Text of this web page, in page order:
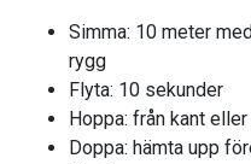
Simma: 10 meter
rygg
Flyta: 10 sekunder
Hoppa: från kant
Doppa: hämta upp